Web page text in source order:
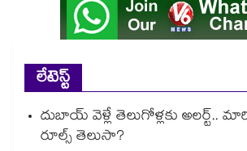
లేటెస్ట్
దుబాయ్ వెళ్లే తెలుగోళ్లకు అలర్ట్..
రూల్స్ తెలుసా?